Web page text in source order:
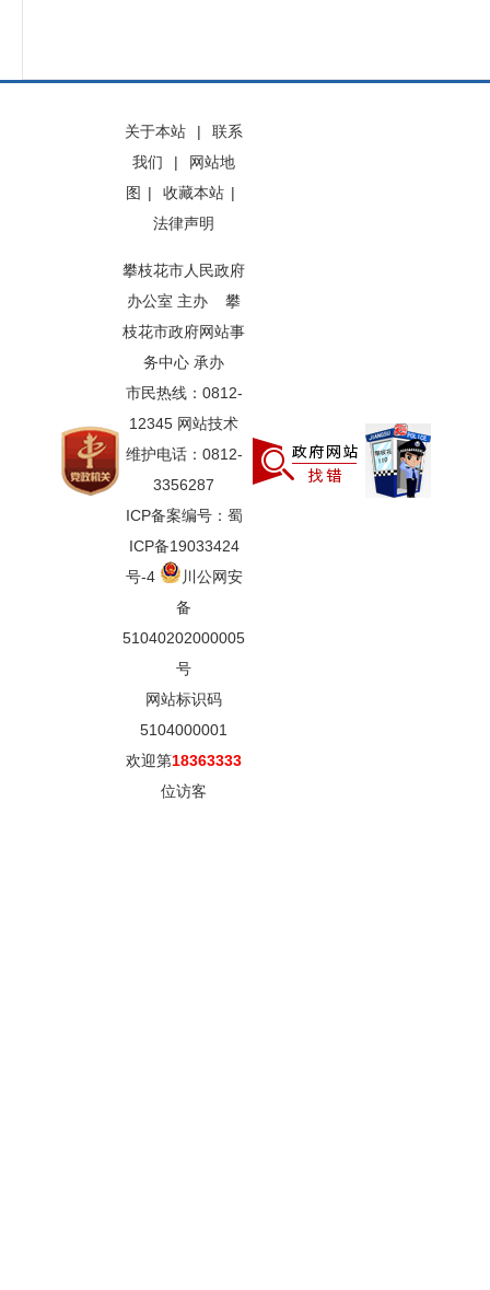
关于本站 |
联系
我们
|
网站地
图 | 收藏本站 |
法律声明
攀枝花市人民政府
办公室 主办 攀
枝花市政府网站事
务中心 承办
市民热线：0812-
12345 网站技术
维护电话：0812-
3356287
ICP备案编号：蜀
ICP备19033424
号-4
川公网安
备
51040202000005
号
网站标识码
5104000001
欢迎第18363333
位访客